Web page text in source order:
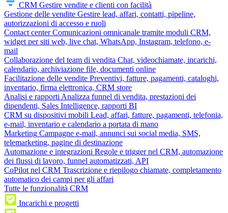
CRM Gestire vendite e clienti con facilità
Gestione delle vendite Gestire lead, affari, contatti, pipeline,
autorizzazioni di accesso e ruoli
Contact center Comunicazioni omnicanale tramite moduli CRM,
widget per siti web, live chat, WhatsApp, Instagram, telefono, e-
mail
Collaborazione del team di vendita Chat, videochiamate, incarichi,
calendario, archiviazione file, documenti online
Facilitazione delle vendite Preventivi, fatture, pagamenti, cataloghi,
inventario, firma elettronica, CRM store
Analisi e rapporti Analizza funnel di vendita, prestazioni dei
dipendenti, Sales Intelligence, rapporti BI
CRM su dispositivi mobili Lead, affari, fatture, pagamenti, telefonia,
e-mail, inventario e calendario a portata di mano
Marketing Campagne e-mail, annunci sui social media, SMS,
telemarketing, pagine di destinazione
Automazione e integrazioni Regole e trigger nel CRM, automazione
dei flussi di lavoro, funnel automatizzati, API
CoPilot nel CRM Trascrizione e riepilogo chiamate, completamento
automatico dei campi per gli affari
Tutte le funzionalità CRM
Incarichi e progetti